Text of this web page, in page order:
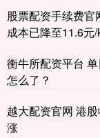
股票配资手续费
成本已降至11.6
衡牛所配资平台
怎么了？
越大配资官网 港
涨